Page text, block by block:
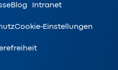
Blog Intranet
Cookie-Einstellungen